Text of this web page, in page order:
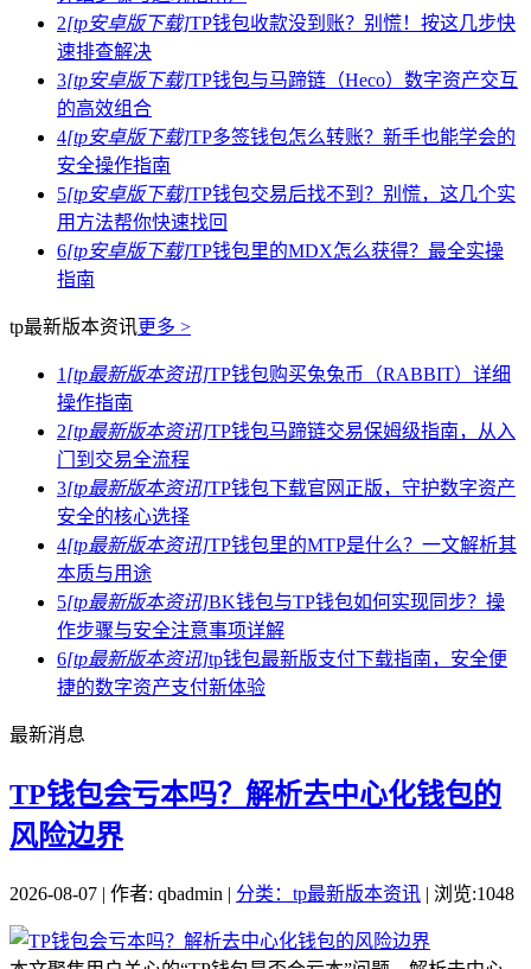
2[tp安卓版下载]TP钱包收款没到账？别慌！按这几步快
速排查解决
3[tp安卓版下载]TP钱包与马蹄链（Heco）数字资产交互
的高效组合
4[tp安卓版下载]TP多签钱包怎么转账？新手也能学会的
安全操作指南
5[tp安卓版下载]TP钱包交易后找不到？别慌，这几个实
用方法帮你快速找回
6[tp安卓版下载]TP钱包里的MDX怎么获得？最全实操
指南
tp最新版本资讯更多 >
1 [tp最新版本资讯]TP钱包购买兔兔币（RABBIT）详细
操作指南
2[tp最新版本资讯]TP钱包马蹄链交易保姆级指南，从入
门到交易全流程
3[tp最新版本资讯]TP钱包下载官网正版，守护数字资产
安全的核心选择
4[tp最新版本资讯]TP钱包里的MTP是什么？一文解析其
本质与用途
5[tp最新版本资讯]BK钱包与TP钱包如何实现同步？操
作步骤与安全注意事项详解
6[tp最新版本资讯]tp钱包最新版支付下载指南，安全便
捷的数字资产支付新体验
最新消息
TP钱包会亏本吗？解析去中心化钱包的
风险边界
2026-08-07 | 作者: qbadmin | 分类：tp最新版本资讯 | 浏览:1048